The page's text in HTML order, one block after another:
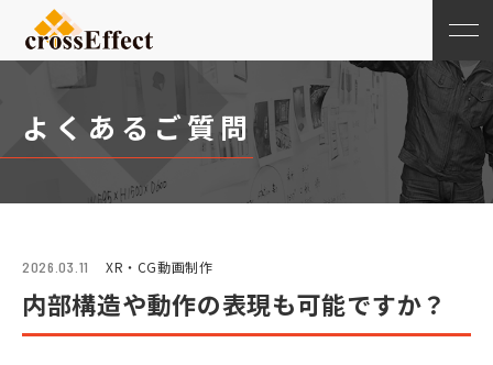
よくあるご質問
2026.03.11 XR・CG動画制作
内部構造や動作の表現も可能ですか？